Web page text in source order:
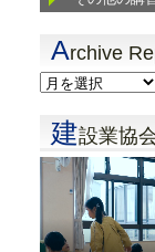
Archive
建設業協